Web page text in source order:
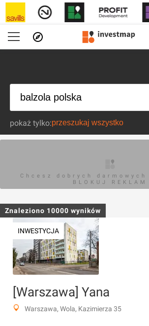
pokaż tylko:
Chcesz dobrych
BLOKUJ REKLAM
Znaleziono 10000 wyników
INWESTYCJA
[Warszawa] Yana
Warszawa, Wola, Kazimierza 35